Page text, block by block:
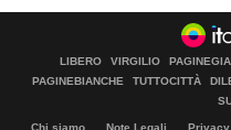
LIBERO VIRGILIO
PAGINEBIANCHE
TUTTOCITTÀ
Chi siamo Note Legali Privacy